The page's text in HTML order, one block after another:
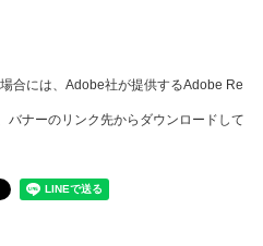
合には、Adobe社が提供するAdobe Re
ナーのリンク先からダウンロードして